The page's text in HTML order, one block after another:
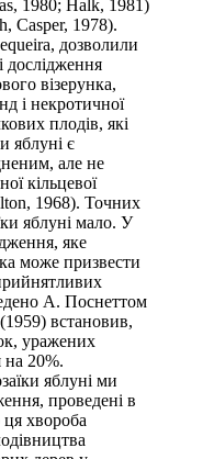
1980; Halk, 1981)
Casper, 1978).
дозволили
візерунка,
і некротичної
плодів, які
яблуні є
але не
кільцевої
1968). Точних
яблуні мало. У
яке
може призвести
А. Поснеттом
встановив,
уражених
на 20%.
яблуні ми
проведені в
хвороба